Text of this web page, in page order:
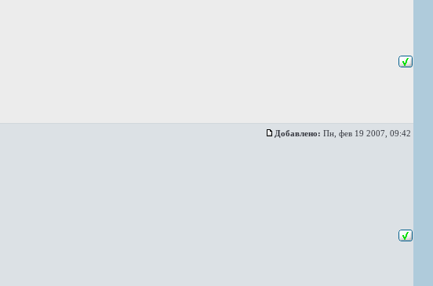
Добавлено: Пн, фев 19 2007, 09:42